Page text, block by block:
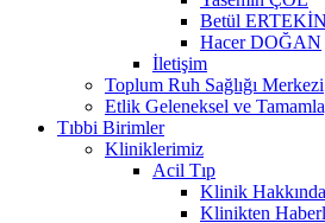
Betül ERTEKİN
Hacer DOĞAN
İletişim
Toplum Ruh Sağlığı Merkezi
Etlik Geleneksel ve
Tıbbi Birimler
Kliniklerimiz
Acil Tıp
Klinik Hakkında
Klinikten